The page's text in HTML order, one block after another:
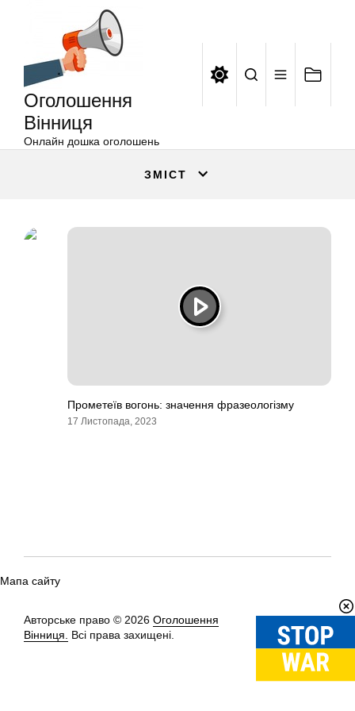
Оголошення
Вінниця
Онлайн дошка оголошень
ЗМІСТ
Прометеїв вогонь: значення фразеологізму
17 Листопада, 2023
Мапа сайту
Авторське право © 2026 Оголошення
Вінниця.
Всі права захищені.
Вгору↑